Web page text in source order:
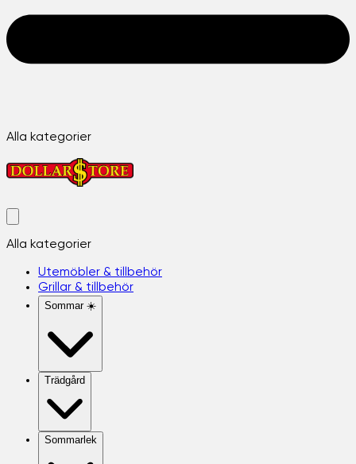
Alla kategorier
Alla kategorier
Utemöbler & tillbehör
Grillar & tillbehör
Sommar ☀️
Trädgård
Sommarlek